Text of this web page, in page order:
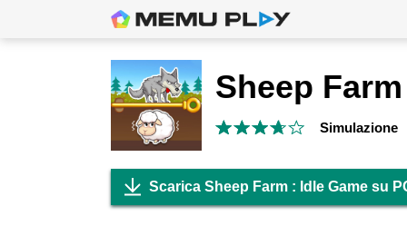
Simulazione
Scarica Sheep Farm : Idle Game su